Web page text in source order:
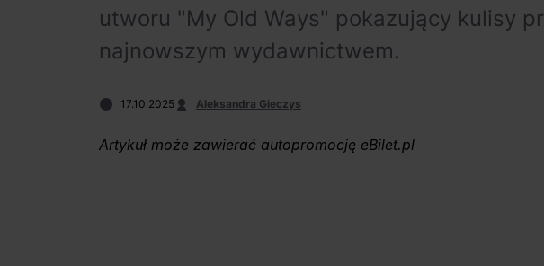
utworu "My Old Ways" pokazujący kulisy
najnowszym wydawnictwem.
17.10.2025 Aleksandra Gieczys
Artykuł może zawierać autopromocję eBilet.pl